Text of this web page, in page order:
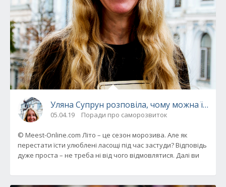
Уляна Супрун розповіла, чому можна їсти
05.04.19 Поради про саморозвиток
© Meest-Online.com Літо – це сезон морозива. Але як
перестати їсти улюблені ласощі під час застуди? Відповідь
дуже проста – не треба ні від чого відмовлятися. Далі ви